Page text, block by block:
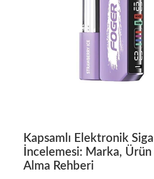
Kapsamlı Elektronik
İncelemesi: Marka, Ürün
Alma Rehberi